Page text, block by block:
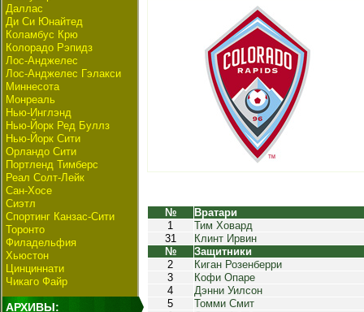
Даллас
Ди Си Юнайтед
Коламбус Крю
Колорадо Рэпидз
Лос-Анджелес
Лос-Анджелес Гэлакси
Миннесота
Монреаль
Нью-Инглэнд
Нью-Йорк Ред Буллз
Нью-Йорк Сити
Орландо Сити
Портленд Тимберс
Реал Солт-Лейк
Сан-Хосе
Сиэтл
Спортинг Канзас-Сити
Торонто
Филадельфия
Хьюстон
Цинциннати
Чикаго Файр
АРХИВЫ:
№
Вратари
1
Тим Ховард
31
Клинт Ирвин
№
Защитники
2
Киган Розенберри
3
Кофи Опаре
4
Дэнни Уилсон
5
Томми Смит